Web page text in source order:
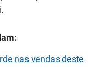
nas vendas deste